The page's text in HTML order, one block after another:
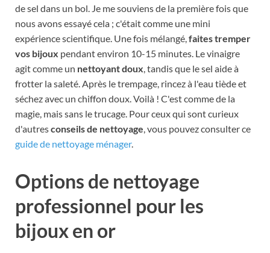
de sel dans un bol. Je me souviens de la première fois que
nous avons essayé cela ; c'était comme une mini
expérience scientifique. Une fois mélangé,faites tremper
vos bijoux pendant environ 10-15 minutes. Le vinaigre
agit comme un nettoyant doux, tandis que le sel aide à
frotter la saleté. Après le trempage, rincez à l'eau tiède et
séchez avec un chiffon doux. Voilà ! C'est comme de la
magie, mais sans le trucage. Pour ceux qui sont curieux
d'autresconseils de nettoyage, vous pouvez consulter ce
guide de nettoyage ménager.
Options de nettoyage
professionnel pour les
bijoux en or